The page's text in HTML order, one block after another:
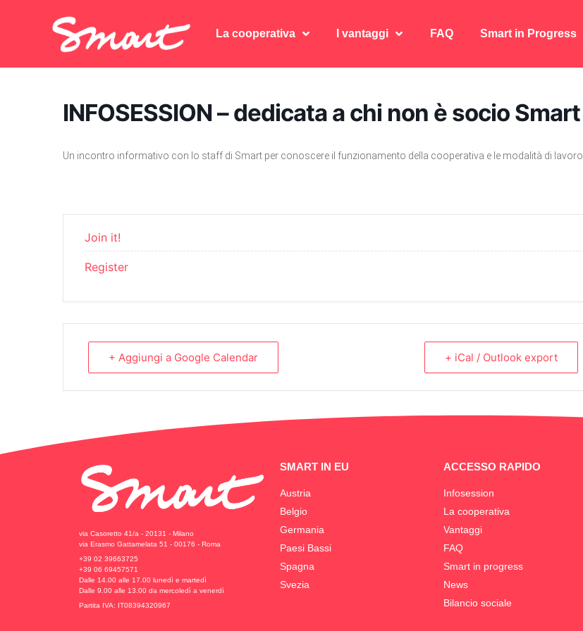
La cooperativa I vantaggi FAQ Smart in Progress
INFOSESSION – dedicata a chi non è socio Smart
Un incontro informativo con lo staff di Smart per conoscere il funzionamento della cooperativa e le modalità di lavoro.
Join it!
Register
+ Aggiungi a Google Calendar + iCal / Outlook export
via Casoretto 41/a - 20131 - Milano
via Erasmo Gattamelata 51 - 00176 - Roma
+39 02 39663725
+39 06 69457571
Dalle 14.00 alle 17.00 lunedì e martedì
Dalle 9.00 alle 13.00 da mercoledì a venerdì
Partita IVA: IT08394320967
SMART IN EU
Austria
Belgio
Germania
Paesi Bassi
Spagna
Svezia
ACCESSO RAPIDO
Infosession
La cooperativa
Vantaggi
FAQ
Smart in progress
News
Bilancio sociale